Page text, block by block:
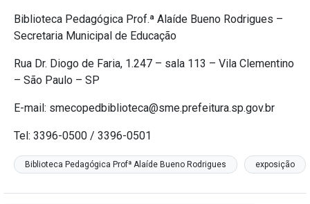
Biblioteca Pedagógica Prof.ª Alaíde Bueno Rodrigues –
Secretaria Municipal de Educação
Rua Dr. Diogo de Faria, 1.247 – sala 113 – Vila Clementino
– São Paulo – SP
E-mail: smecopedbiblioteca@sme.prefeitura.sp.gov.br
Tel: 3396-0500 / 3396-0501
Biblioteca Pedagógica Profª Alaíde Bueno Rodrigues exposição